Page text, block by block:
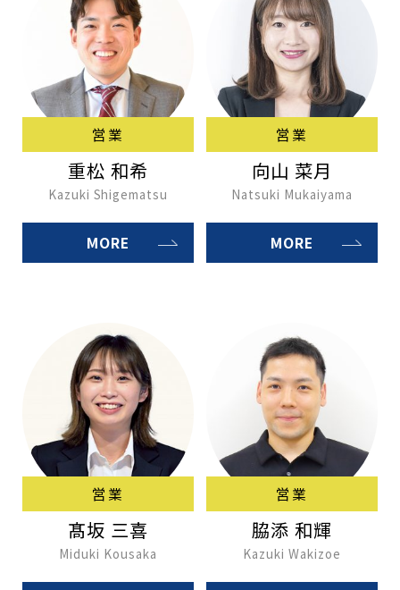
営業
重松 和希
Kazuki Shigematsu
MORE
営業
向山 菜月
Natsuki Mukaiyama
MORE
営業
髙坂 三喜
Miduki Kousaka
営業
脇添 和輝
Kazuki Wakizoe